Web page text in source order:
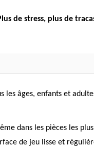
de stress, plus de
les âges, enfants et
dans les pièces les
de jeu lisse et